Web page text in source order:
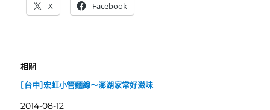
X Facebook
相關
[台中]宏虹小管麵線～澎湖家常好滋味
2014-08-12